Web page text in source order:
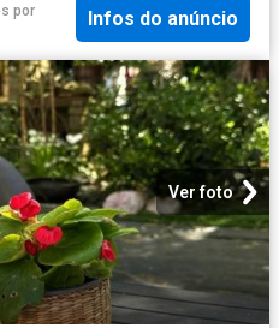
por
Infos do anúncio
Ver foto